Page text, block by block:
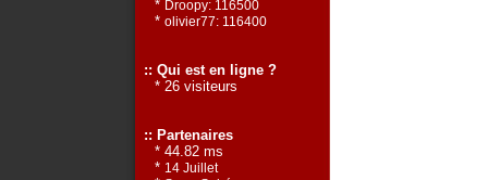
* Droopy: 116500
* olivier77: 116400
:: Qui est en ligne ?
* 26 visiteurs
:: Partenaires
* 44.82 ms
* 14 Juillet